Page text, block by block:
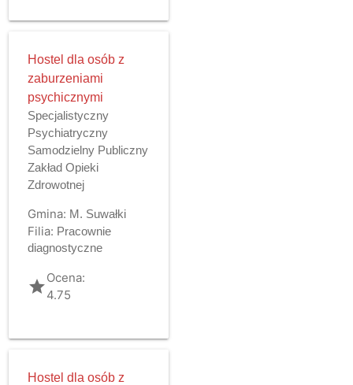
Hostel dla osób z
zaburzeniami
psychicznymi
Specjalistyczny
Psychiatryczny
Samodzielny Publiczny
Zakład Opieki
Zdrowotnej
Gmina: M. Suwałki
Filia: Pracownie
diagnostyczne
gradeOcena:
4.75
Hostel dla osób z